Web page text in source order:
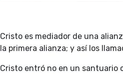
Cristo es mediador de una
la primera alianza; y así los
Cristo entró no en un santuario